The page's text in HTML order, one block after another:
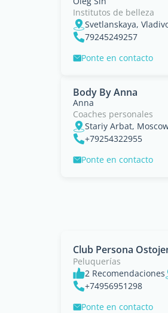
Institutos de belleza
Svetlanskaya,
79245249257
Ponte en contacto
Body By Anna
Anna
Coaches personales
Stariy Arbat,
+79254322955
Ponte en contacto
Club Persona
Peluquerías
2 Recomendaciones
+74956951298
Ponte en contacto